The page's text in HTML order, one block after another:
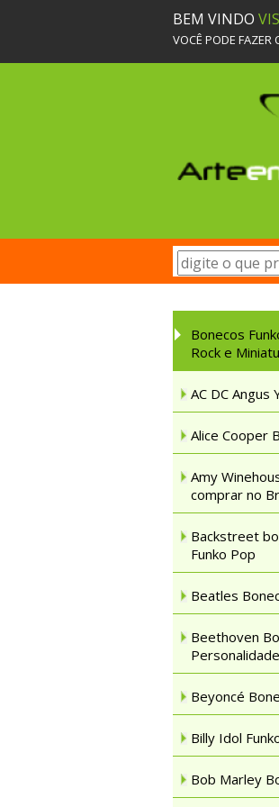
BEM VINDO
VOCÊ PODE FAZER
Bonecos
Rock e
AC DC Angus
Alice Cooper
Amy
comprar no
Backstreet
Funko Pop
Beatles
Beethoven
Beyoncé
Billy Idol
Bob Marley